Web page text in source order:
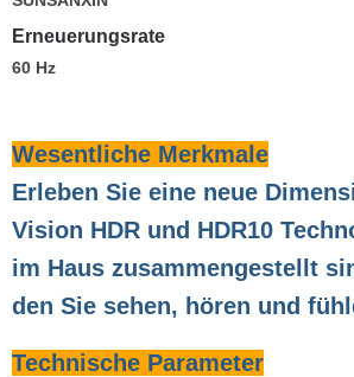
Erneuerungsrate
60 Hz
Wesentliche Merkmale
Erleben Sie eine neue
Vision HDR und HDR10
im Haus zusammengestellt
den Sie sehen, hören und
Technische Parameter